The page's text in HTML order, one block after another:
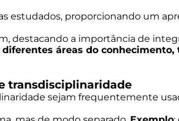
estudados, proporcionando um
destacando a importância de
áreas do
transdisciplinaridade
sejam frequentemente